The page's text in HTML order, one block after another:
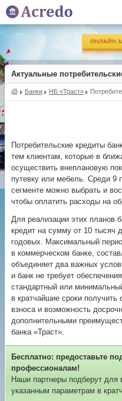
Актуальные
Банки НБ «Траст»
Потребительские кредиты
тем клиентам, которые в
осуществить внеплановую
путевку или мебель. Среди 9
сегменте можно выбрать и
чтобы оплатить расходы на
Для реализации этих планов
кредит на сумму от 10 тысяч
годовых. Максимальный
в коммерческом банке,
объединяет два важных
и банк не требует
стандартный или
в кратчайшие сроки получить
взноса и возможность
дополнительными
банка «Траст».
Бесплатно: предоставьте
профессионалам!
Наши партнеры подберут для
указанным параметрам в